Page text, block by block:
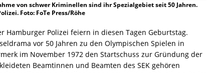
von schwer Kriminellen sind ihr Spezialgebiet seit 50 Jahren.
Foto: FoTe Press/Röhe
Hamburger Polizei feiern in diesen Tagen Geburtstag.
vor 50 Jahren zu den Olympischen Spielen in
im November 1972 den Startschuss zur Gründung der
Beamtinnen und Beamten des SEK gehören